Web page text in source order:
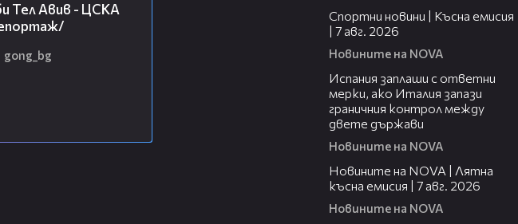
Тел Авив - ЦСКА
gong_bg
Спортни новини | Късна емисия
| 7 авг. 2026
Новините на NOVA
Испания заплаши с ответни
мерки, ако Италия запази
граничния контрол между
двете държави
Новините на NOVA
Новините на NOVA | Лятна
късна емисия | 7 авг. 2026
Новините на NOVA